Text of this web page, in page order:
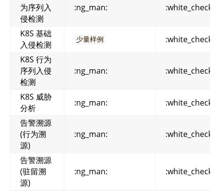
为序列入
侵检测
:ng_man:
K8S 基础
入侵检测
少量样例
K8S 行为
序列入侵
检测
:ng_man:
K8S 威胁
分析
:ng_man:
告警溯源
(行为溯
源)
:ng_man:
告警溯源
(驻留溯
源)
:ng_man: